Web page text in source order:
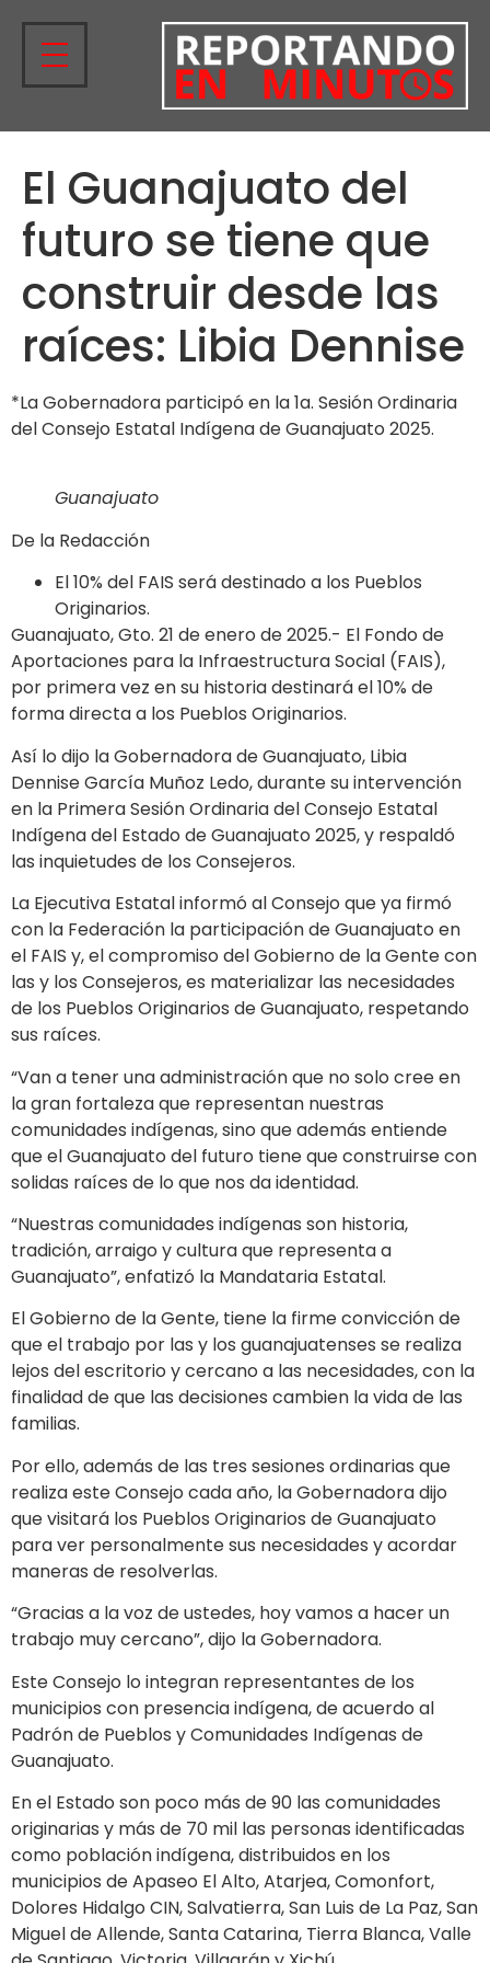
El Guanajuato del
futuro se tiene que
construir desde las
raíces: Libia Dennise
*La Gobernadora participó en la 1a. Sesión Ordinaria
del Consejo Estatal Indígena de Guanajuato 2025.
Guanajuato
De la Redacción
El 10% del FAIS será destinado a los Pueblos
Originarios.
Guanajuato, Gto. 21 de enero de 2025.- El Fondo de
Aportaciones para la Infraestructura Social (FAIS),
por primera vez en su historia destinará el 10% de
forma directa a los Pueblos Originarios.
Así lo dijo la Gobernadora de Guanajuato, Libia
Dennise García Muñoz Ledo, durante su intervención
en la Primera Sesión Ordinaria del Consejo Estatal
Indígena del Estado de Guanajuato 2025, y respaldó
las inquietudes de los Consejeros.
La Ejecutiva Estatal informó al Consejo que ya firmó
con la Federación la participación de Guanajuato en
el FAIS y, el compromiso del Gobierno de la Gente con
las y los Consejeros, es materializar las necesidades
de los Pueblos Originarios de Guanajuato, respetando
sus raíces.
“Van a tener una administración que no solo cree en
la gran fortaleza que representan nuestras
comunidades indígenas, sino que además entiende
que el Guanajuato del futuro tiene que construirse con
solidas raíces de lo que nos da identidad.
“Nuestras comunidades indígenas son historia,
tradición, arraigo y cultura que representa a
Guanajuato”, enfatizó la Mandataria Estatal.
El Gobierno de la Gente, tiene la firme convicción de
que el trabajo por las y los guanajuatenses se realiza
lejos del escritorio y cercano a las necesidades, con la
finalidad de que las decisiones cambien la vida de las
familias.
Por ello, además de las tres sesiones ordinarias que
realiza este Consejo cada año, la Gobernadora dijo
que visitará los Pueblos Originarios de Guanajuato
para ver personalmente sus necesidades y acordar
maneras de resolverlas.
“Gracias a la voz de ustedes, hoy vamos a hacer un
trabajo muy cercano”, dijo la Gobernadora.
Este Consejo lo integran representantes de los
municipios con presencia indígena, de acuerdo al
Padrón de Pueblos y Comunidades Indígenas de
Guanajuato.
En el Estado son poco más de 90 las comunidades
originarias y más de 70 mil las personas identificadas
como población indígena, distribuidos en los
municipios de Apaseo El Alto, Atarjea, Comonfort,
Dolores Hidalgo CIN, Salvatierra, San Luis de La Paz, San
Miguel de Allende, Santa Catarina, Tierra Blanca, Valle